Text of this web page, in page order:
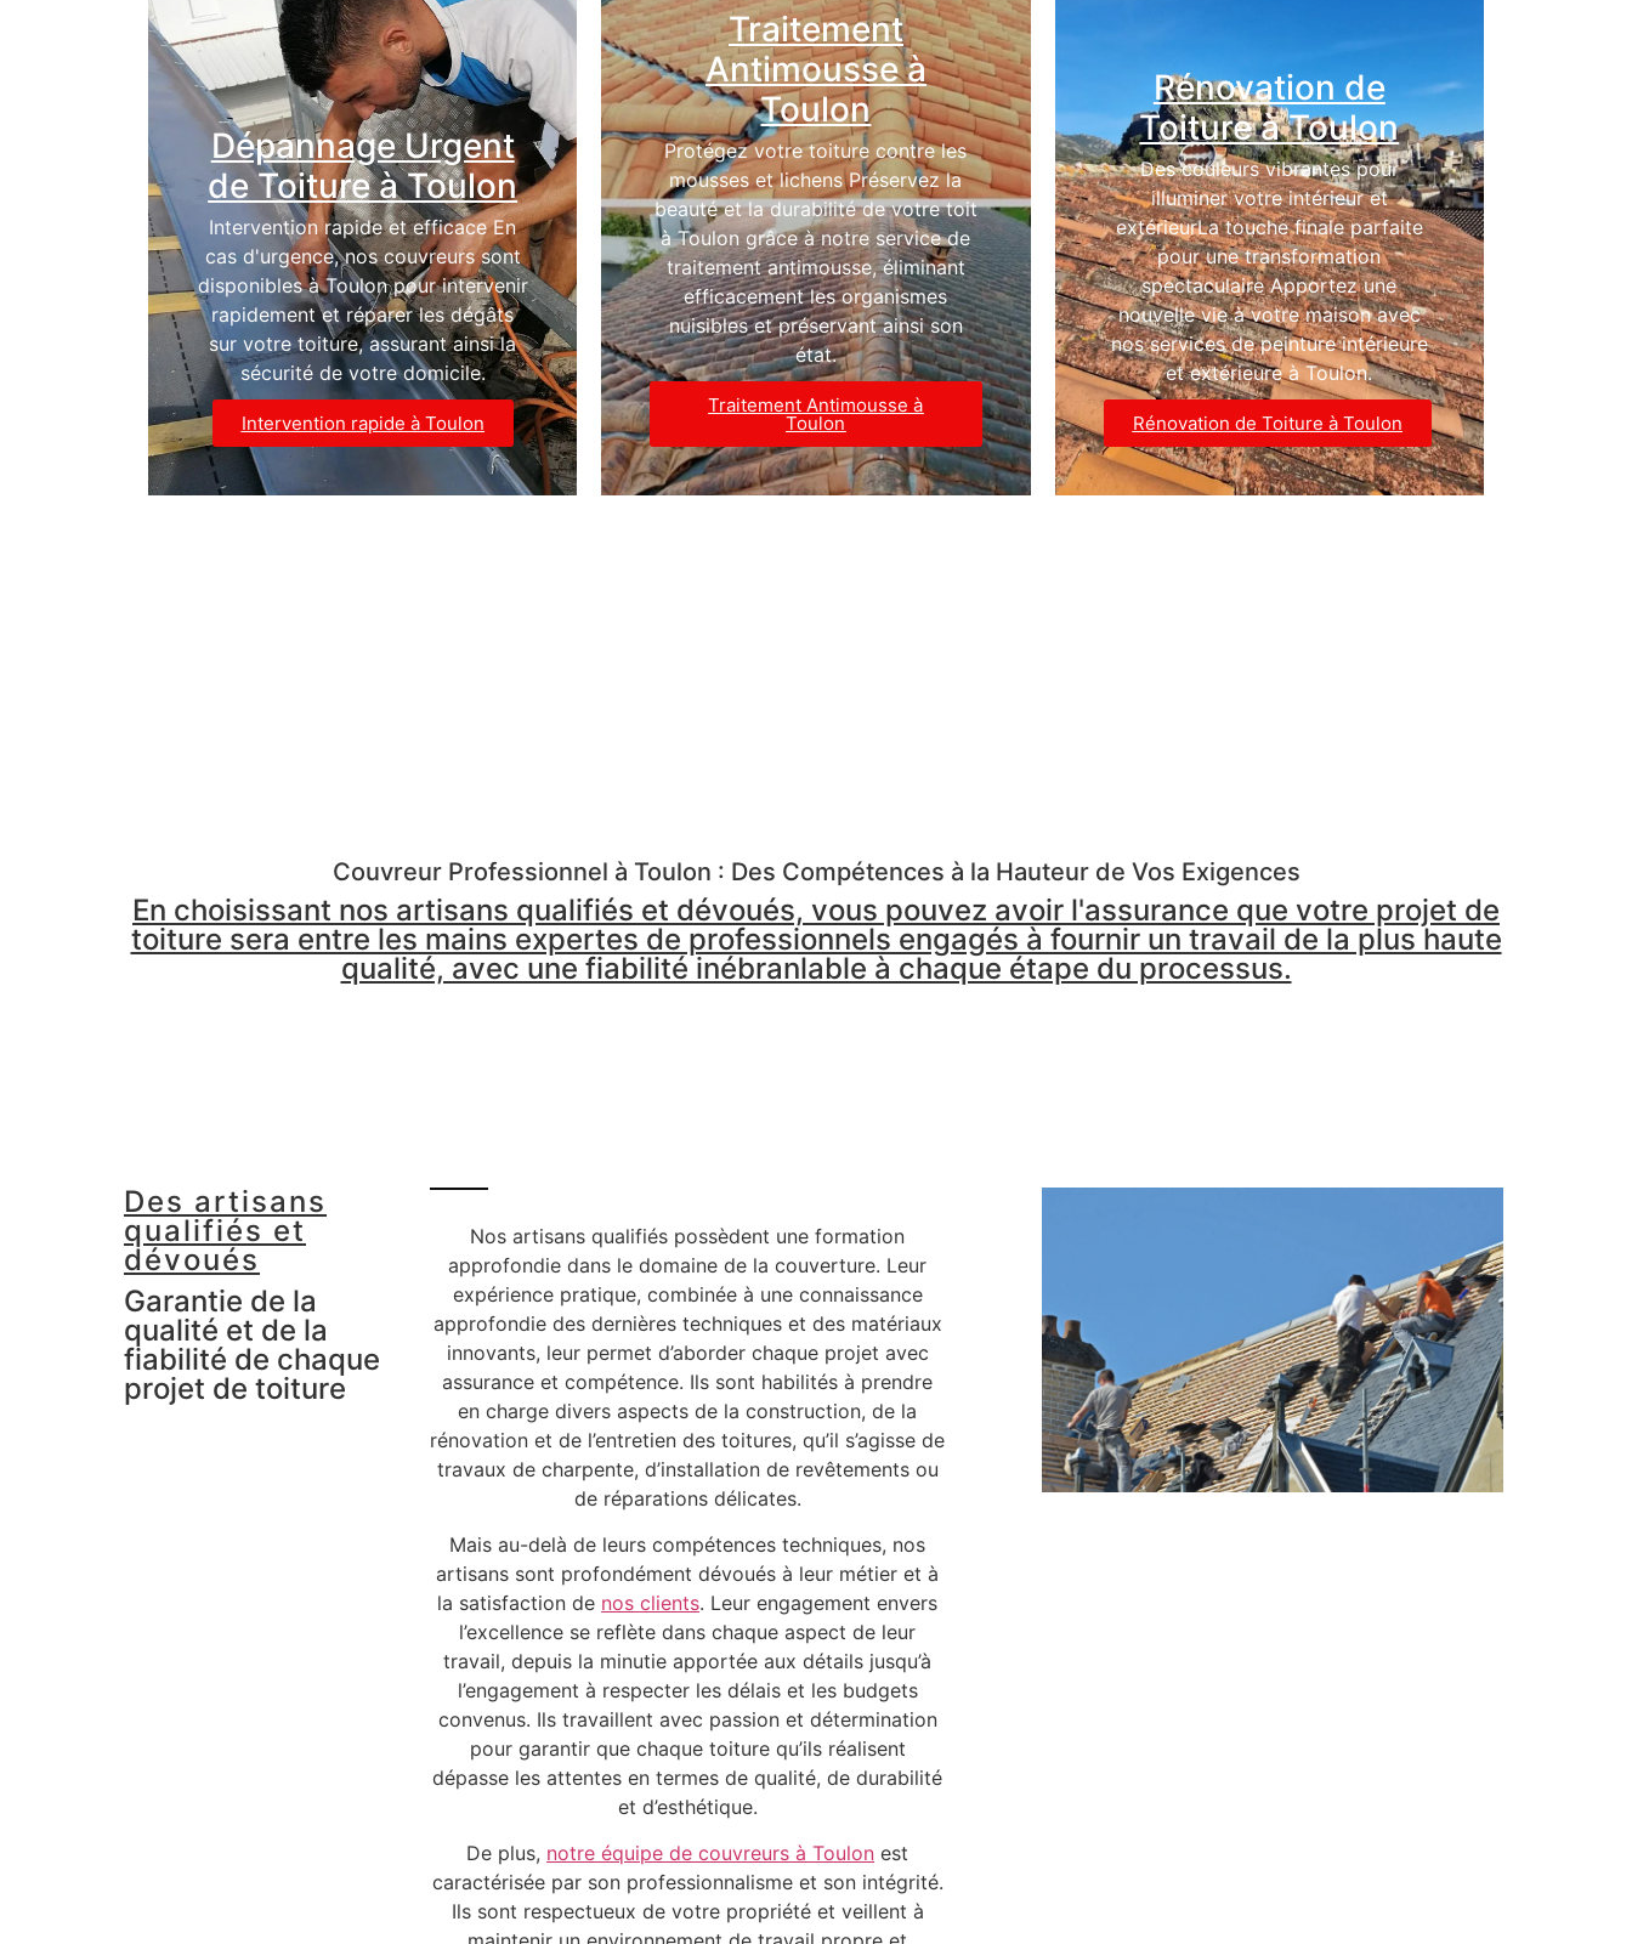
Dépannage Urgent
de Toiture à Toulon
Intervention rapide et efficace En
cas d'urgence, nos couvreurs sont
disponibles à Toulon pour intervenir
rapidement et réparer les dégâts
sur votre toiture, assurant ainsi la
sécurité de votre domicile.
Intervention rapide à Toulon
Traitement
Antimousse à
Toulon
Protégez votre toiture contre les
mousses et lichens Préservez la
beauté et la durabilité de votre toit
à Toulon grâce à notre service de
traitement antimousse, éliminant
efficacement les organismes
nuisibles et préservant ainsi son
état.
Traitement Antimousse à
Toulon
Rénovation de
Toiture à Toulon
Des couleurs vibrantes pour
illuminer votre intérieur et
extérieurLa touche finale parfaite
pour une transformation
spectaculaire Apportez une
nouvelle vie à votre maison avec
nos services de peinture intérieure
et extérieure à Toulon.
Rénovation de Toiture à Toulon
Couvreur Professionnel à Toulon : Des Compétences à la Hauteur de Vos Exigences
En choisissant nos artisans qualifiés et dévoués, vous pouvez avoir l'assurance que votre projet de
toiture sera entre les mains expertes de professionnels engagés à fournir un travail de la plus haute
qualité, avec une fiabilité inébranlable à chaque étape du processus.
Des artisans
qualifiés et
dévoués
Garantie de la
qualité et de la
fiabilité de chaque
projet de toiture
Nos artisans qualifiés possèdent une formation
approfondie dans le domaine de la couverture. Leur
expérience pratique, combinée à une connaissance
approfondie des dernières techniques et des matériaux
innovants, leur permet d’aborder chaque projet avec
assurance et compétence. Ils sont habilités à prendre
en charge divers aspects de la construction, de la
rénovation et de l’entretien des toitures, qu’il s’agisse de
travaux de charpente, d’installation de revêtements ou
de réparations délicates.
Mais au-delà de leurs compétences techniques, nos
artisans sont profondément dévoués à leur métier et à
la satisfaction de nos clients. Leur engagement envers
l’excellence se reflète dans chaque aspect de leur
travail, depuis la minutie apportée aux détails jusqu’à
l’engagement à respecter les délais et les budgets
convenus. Ils travaillent avec passion et détermination
pour garantir que chaque toiture qu’ils réalisent
dépasse les attentes en termes de qualité, de durabilité
et d’esthétique.
De plus, notre équipe de couvreurs à Toulon est
caractérisée par son professionnalisme et son intégrité.
Ils sont respectueux de votre propriété et veillent à